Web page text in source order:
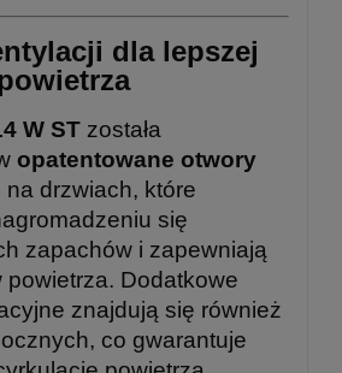
dla lepszej
W ST została
opatentowane otwory
na drzwiach, które
się
zapachów i zapewniają
powietrza. Dodatkowe
znajdują się również
co gwarantuje